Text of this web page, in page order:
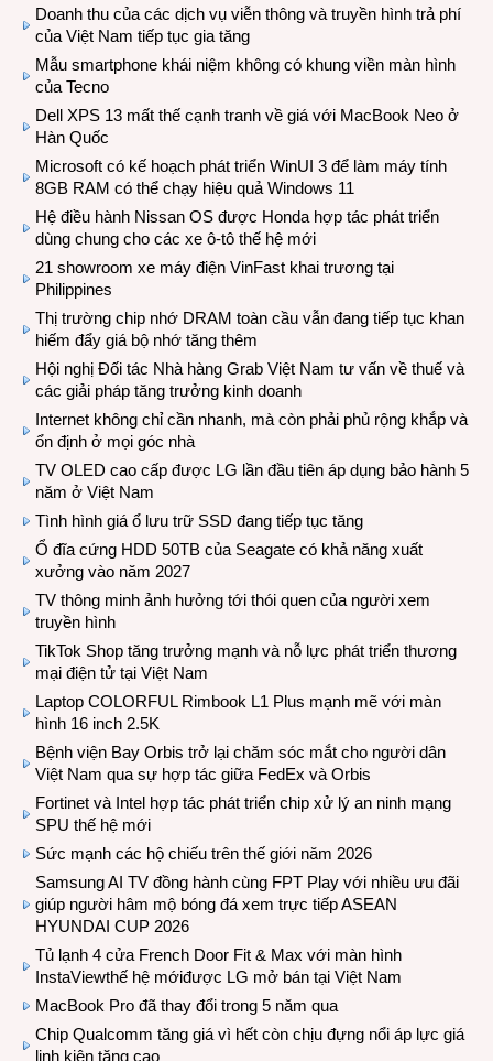
Doanh thu của các dịch vụ viễn thông và truyền hình trả phí
của Việt Nam tiếp tục gia tăng
Mẫu smartphone khái niệm không có khung viền màn hình
của Tecno
Dell XPS 13 mất thế cạnh tranh về giá với MacBook Neo ở
Hàn Quốc
Microsoft có kế hoạch phát triển WinUI 3 để làm máy tính
8GB RAM có thể chạy hiệu quả Windows 11
Hệ điều hành Nissan OS được Honda hợp tác phát triển
dùng chung cho các xe ô-tô thế hệ mới
21 showroom xe máy điện VinFast khai trương tại
Philippines
Thị trường chip nhớ DRAM toàn cầu vẫn đang tiếp tục khan
hiếm đẩy giá bộ nhớ tăng thêm
Hội nghị Đối tác Nhà hàng Grab Việt Nam tư vấn về thuế và
các giải pháp tăng trưởng kinh doanh
Internet không chỉ cần nhanh, mà còn phải phủ rộng khắp và
ổn định ở mọi góc nhà
TV OLED cao cấp được LG lần đầu tiên áp dụng bảo hành 5
năm ở Việt Nam
Tình hình giá ổ lưu trữ SSD đang tiếp tục tăng
Ổ đĩa cứng HDD 50TB của Seagate có khả năng xuất
xưởng vào năm 2027
TV thông minh ảnh hưởng tới thói quen của người xem
truyền hình
TikTok Shop tăng trưởng mạnh và nỗ lực phát triển thương
mại điện tử tại Việt Nam
Laptop COLORFUL Rimbook L1 Plus mạnh mẽ với màn
hình 16 inch 2.5K
Bệnh viện Bay Orbis trở lại chăm sóc mắt cho người dân
Việt Nam qua sự hợp tác giữa FedEx và Orbis
Fortinet và Intel hợp tác phát triển chip xử lý an ninh mạng
SPU thế hệ mới
Sức mạnh các hộ chiếu trên thế giới năm 2026
Samsung AI TV đồng hành cùng FPT Play với nhiều ưu đãi
giúp người hâm mộ bóng đá xem trực tiếp ASEAN
HYUNDAI CUP 2026
Tủ lạnh 4 cửa French Door Fit & Max với màn hình
InstaViewthế hệ mớiđược LG mở bán tại Việt Nam
MacBook Pro đã thay đổi trong 5 năm qua
Chip Qualcomm tăng giá vì hết còn chịu đựng nổi áp lực giá
linh kiện tăng cao